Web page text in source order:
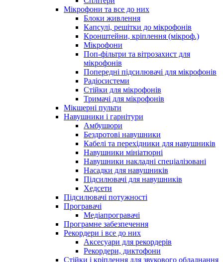
Мікрофони та все до них
Блоки живлення
Капсулі, решітки до мікрофонів
Кронштейни, кріплення (мікроф.)
Мікрофони
Поп-фільтри та вітрозахист для
мікрофонів
Попередні підсилювачі для мікрофонів
Радіосистеми
Стійки для мікрофонів
Тримачі для мікрофонів
Мікшерні пульти
Навушники і гарнітури
Амбушюри
Бездротові навушники
Кабелі та перехідники для навушників
Навушники мініатюрні
Навушники накладні спеціалізовані
Насадки для навушників
Підсилювачі для навушників
Хедсети
Підсилювачі потужності
Програвачі
Медіапрогравачі
Програмне забезпечення
Рекордери і все до них
Аксесуари для рекордерів
Рекордери, диктофони
Стійки і кріплення для звукового обладнання